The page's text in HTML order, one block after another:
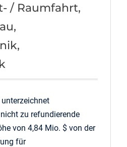
/ Raumfahrt,
zu refundierende
von 4,84 Mio. $ von der
für